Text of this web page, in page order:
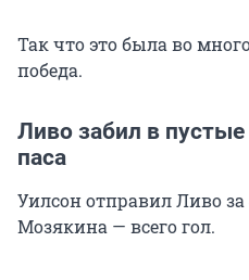
Так что это была во
победа.
Ливо забил в пустые
паса
Уилсон отправил Ливо
Мозякина — всего гол.